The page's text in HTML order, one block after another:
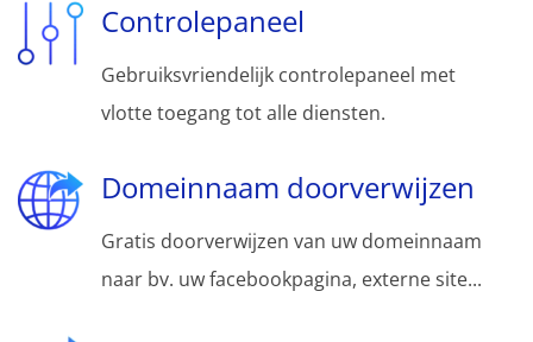
Controlepaneel
Gebruiksvriendelijk controlepaneel met
vlotte toegang tot alle diensten.
Domeinnaam doorverwijzen
Gratis doorverwijzen van uw domeinnaam
naar bv. uw facebookpagina, externe site...